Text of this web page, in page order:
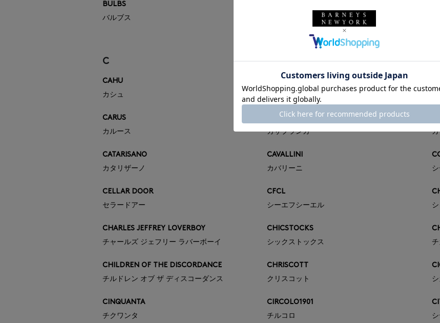
BULBS
バルブス
C
CAHU
カシュ
コールムーン
CARUS
カルース
CASABLANCA
カサブランカ
カ
CATARISANO
カタリザーノ
CAVALLINI
カバリーニ
CELLAR DOOR
セラードアー
CFCL
シーエフシーエル
CHARLES JEFFREY LOVERBOY
チャールズ ジェフリー ラバーボーイ
CHICSTOCKS
シックストックス
CHILDREN OF THE DISCORDANCE
チルドレン オブ ザ ディスコーダンス
CHRISCOTT
クリスコット
CINQUANTA
チクワンタ
CIRCOLO1901
チルコロ